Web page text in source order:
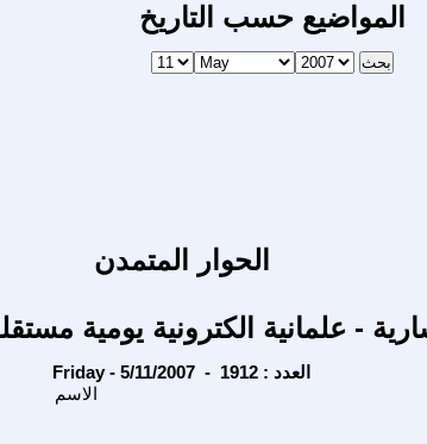
المواضيع حسب التاريخ
الحوار المتمدن
- علمانية الكترونية يومية
Friday - 5/11/2007 - العدد : 1912
الاسم